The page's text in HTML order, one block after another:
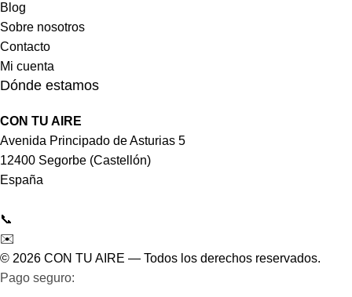
Blog
Sobre nosotros
Contacto
Mi cuenta
Dónde estamos
CON TU AIRE
Avenida Principado de Asturias 5
12400 Segorbe (Castellón)
España
📞
✉️
© 2026 CON TU AIRE — Todos los derechos reservados.
Pago seguro: